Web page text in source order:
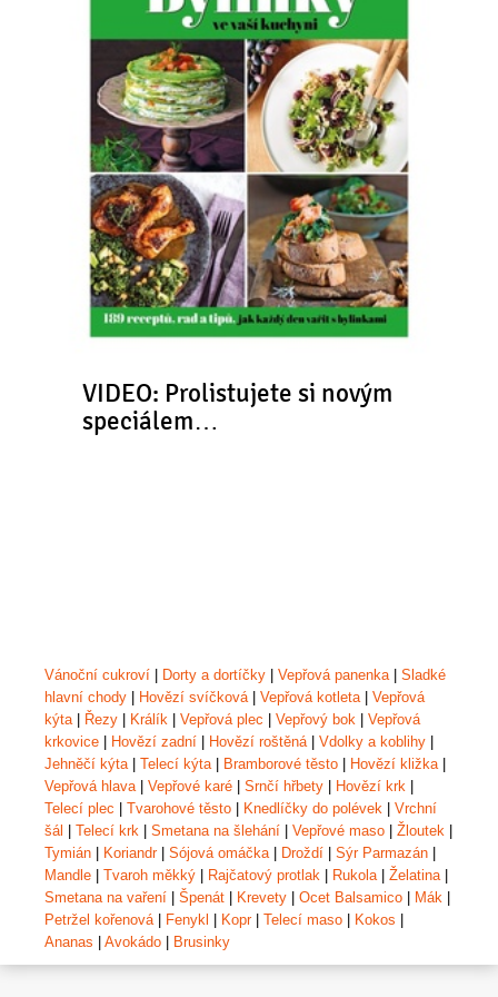
VIDEO: Prolistujete si novým
speciálem…
Vánoční cukroví Dorty a dortíčky Vepřová panenka| Sladké
hlavní chody
Hovězí svíčková| Vepřová kotleta| Vepřová
kýta| Řezy Králík Vepřová plec Vepřový bok
Vepřová
krkovice
Hovězí zadní Hovězí roštěná| Vdolky a koblihy
Jehněčí kýta| Telecí kýta| Bramborové těsto Hovězí kližka|
Vepřová hlava| Vepřové karé Srnčí hřbety Hovězí krk
Telecí plec
Tvarohové těsto Knedlíčky do polévek
Vrchní
šál
Telecí krk Smetana na šlehání Vepřové maso Žloutek
Tymián
Koriandr| Sójová omáčka| Droždí Sýr Parmazán
Mandle
Tvaroh měkký Rajčatový protlak Rukola| Želatina|
Smetana na vaření
Špenát Krevety Ocet Balsamico Mák
Petržel kořenová| Fenykl Kopr| Telecí maso Kokos
Ananas
Avokádo Brusinky